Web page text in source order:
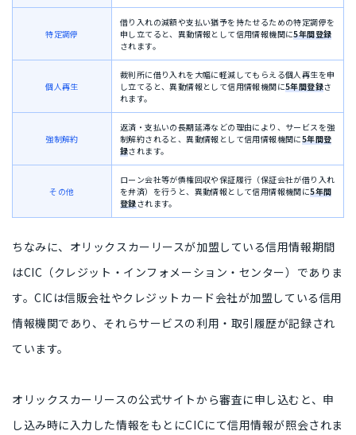
特定調停
借り入れの減額や支払い猶予を持たせるための特定調停を
申し立てると、異動情報として信用情報機関に5年間登録
されます。
個人再生
裁判所に借り入れを大幅に軽減してもらえる個人再生を申
し立てると、異動情報として信用情報機関に5年間登録さ
れます。
強制解約
返済・支払いの長期延滞などの理由により、サービスを強
制解約されると、異動情報として信用情報機関に5年間登
録されます。
その他
ローン会社等が債権回収や保証履行（保証会社が借り入れ
を弁済）を行うと、異動情報として信用情報機関に5年間
登録されます。
ちなみに、オリックスカーリースが加盟している信用情報期間
はCIC（クレジット・インフォメーション・センター）でありま
す。CICは信販会社やクレジットカード会社が加盟している信用
情報機関であり、それらサービスの利用・取引履歴が記録され
ています。
オリックスカーリースの公式サイトから審査に申し込むと、申
し込み時に入力した情報をもとにCICにて信用情報が照会されま